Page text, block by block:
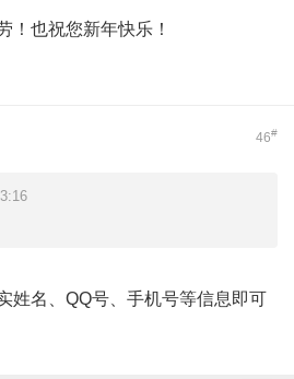
！也祝您新年快乐！
46#
姓名、QQ号、手机号等信息即可